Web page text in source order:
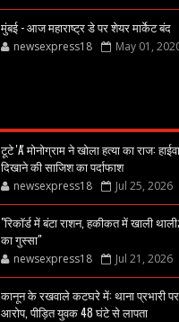
मुंबई - आज महाराष्ट्र डे पर शेयर मार्केट बंद
newsexpress18 May 01,
टूटे 'A' मोनोग्राम ने खोला हत्या का राज:
दिखाने की साजिश का पर्दाफाश
newsexpress18 Jul 25, 2026
"रिकॉर्ड में बंटा राशन, हकीकत में खाली
का गुस्सा"
newsexpress18 Jul 21, 2026
कानून के रखवाले कटघरे में: थाना प्रभारी
आरोप, पीड़ित युवक 48 घंटे से लापता